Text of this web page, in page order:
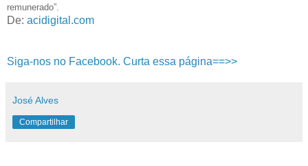
remunerado”.
De: acidigital.com
Siga-nos no Facebook. Curta essa página==>>
José Alves
Compartilhar